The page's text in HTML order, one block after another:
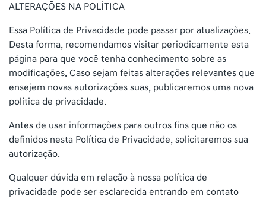
ALTERAÇÕES NA POLÍTICA
Essa Política de Privacidade pode passar por atualizações.
Desta forma, recomendamos visitar periodicamente esta
página para que você tenha conhecimento sobre as
modificações. Caso sejam feitas alterações relevantes que
ensejem novas autorizações suas, publicaremos uma nova
política de privacidade.
Antes de usar informações para outros fins que não os
definidos nesta Política de Privacidade, solicitaremos sua
autorização.
Qualquer dúvida em relação à nossa política de
privacidade pode ser esclarecida entrando em contato